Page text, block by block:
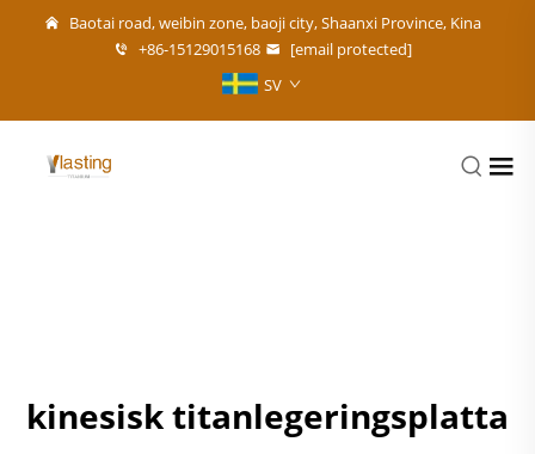
Baotai road, weibin zone, baoji city, Shaanxi Province, Kina
+86-15129015168
[email protected]
SV
kinesisk titanlegeringsplatta